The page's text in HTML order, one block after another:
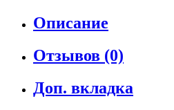
Описание
Отзывов (0)
Доп. вкладка